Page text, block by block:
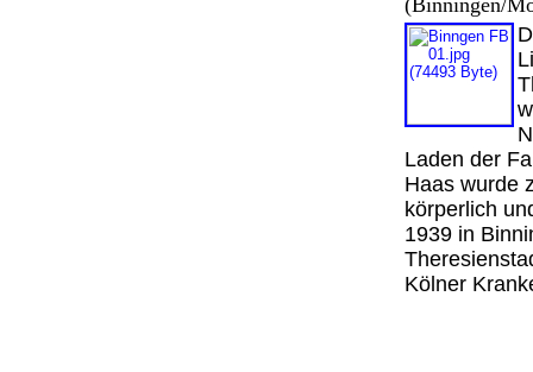
(Binningen/
Laden der
Haas wurde
körperlich
1939 in
Kölner